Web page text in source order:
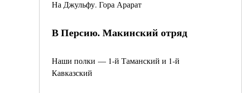
На Джульфу. Гора Арарат
В Персию. Макинский отряд
Наши полки — 1-й Таманский и 1-й
Кавказский